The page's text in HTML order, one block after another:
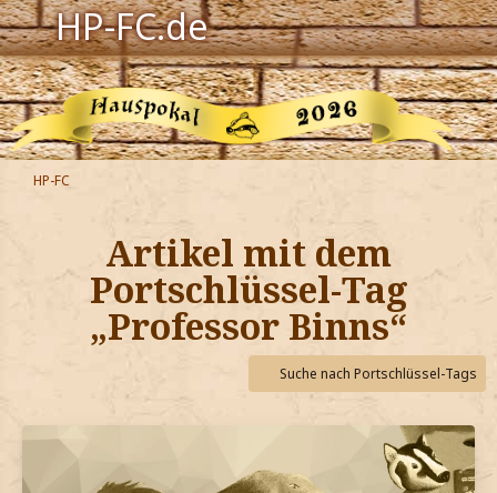
HP-FC.de
Navigation
Harry Potter
Der HP-FC
Hogwarts
Zauberwelt
Willkommen
Jetzt Fanclub-Mitglied werden!
HP-FC
Artikel mit dem
Portschlüssel-Tag
„Professor Binns“
Suche nach Portschlüssel-Tags